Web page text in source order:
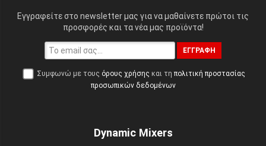
Εγγραφείτε στο newsletter μας για να μαθαίνετε πρώτοι τις
προσφορές και τα νέα μας προϊόντα!
ΕΓΓΡΑΦΉ
Συμφωνώ με τους όρους χρήσης και τη πολιτική προστασίας
προσωπικών δεδομένων
Dynamic Mixers